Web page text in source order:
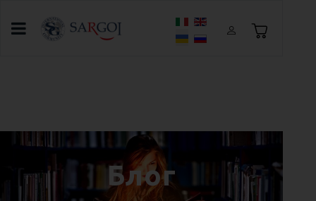
Оберіть свою мову
Блог